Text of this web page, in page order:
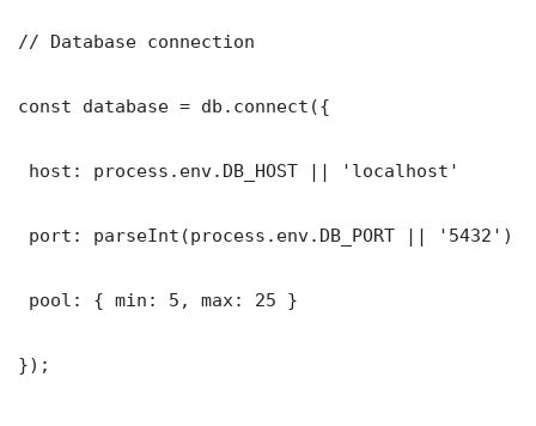
// Database connection
const database = db.connect({
host: process.env.DB_HOST || 'localhost'
port: parseInt(process.env.DB_PORT || '5432')
pool: { min: 5, max: 25 }
});